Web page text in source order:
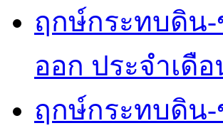
ฤกษ์กระทบดิน
ออก ประจำเดื
ฤกษ์กระทบดิน-